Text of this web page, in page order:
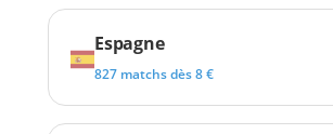
Espagne
827 matchs dès 8 €